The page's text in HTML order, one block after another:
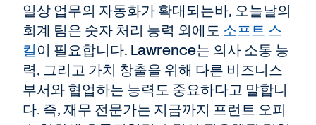
일상 업무의 자동화가 확대되는바, 오늘날의
회계 팀은 숫자 처리 능력 외에도 소프트 스
킬이 필요합니다. Lawrence는 의사 소통 능
력, 그리고 가치 창출을 위해 다른 비즈니스
부서와 협업하는 능력도 중요하다고 말합니
다. 즉, 재무 전문가는 지금까지 프런트 오피